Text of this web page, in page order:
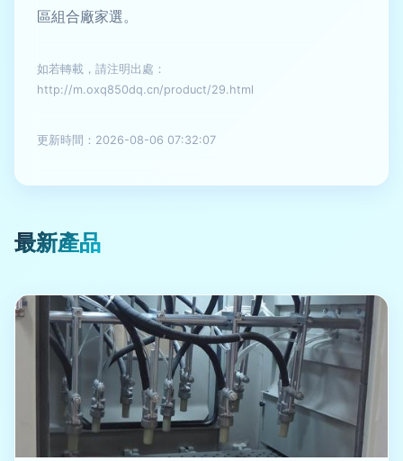
區組合廠家選。
如若轉載，請注明出處：
http://m.oxq850dq.cn/product/29.html
更新時間：2026-08-06 07:32:07
最新產品